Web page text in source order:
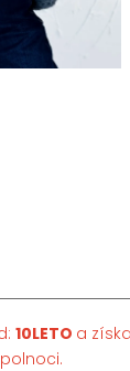
10LETO a